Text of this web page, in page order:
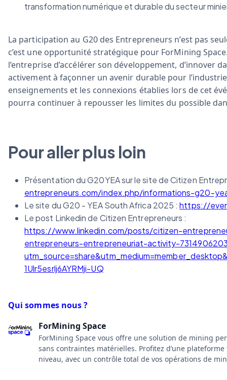
Qui sommes nous ?
ForMining Space
ForMining Space vous offre une solution de mining
sans contraintes matérielles. Profitez d’une
niveau, avec un contrôle total de vos opérations de
transformation numérique et durable du secteur
La participation au G20 des Entrepreneurs n’est pas
c’est une opportunité stratégique pour ForMining
l’entreprise d’accélérer son développement, d’innover
activement à façonner un avenir durable pour
enseignements et les connexions établies lors de cet
pourra continuer à repousser les limites du possible
Pour aller plus loin
Présentation du G20YEA sur le site de Citizen
entrepreneurs.com/index.php/informations-g20-
Le site du G20 - YEA South Africa 2025 :https://
Le post Linkedin de Citizen Entrepreneurs :
https://www.linkedin.com/posts/citizen-
entrepreneurs-entrepreneuriat-activity-
1Ulr5esrlj6AYRMji-UQ